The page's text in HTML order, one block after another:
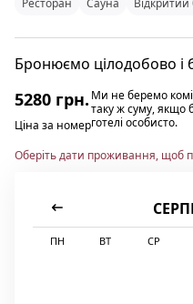
Ресторан Сауна
Бронюємо цілодобово і
5280 грн.
Ціна за номер
Ми не беремо
таку ж суму, якщо
готелі особисто.
Оберіть дати проживання, щоб
ПН ВТ СР